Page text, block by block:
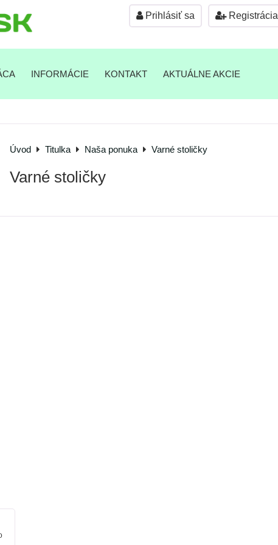
Prihlásiť sa Registrácia
INFORMÁCIE KONTAKT AKTUÁLNE AKCIE
Úvod Titulka Naša ponuka Varné stoličky
Varné stoličky